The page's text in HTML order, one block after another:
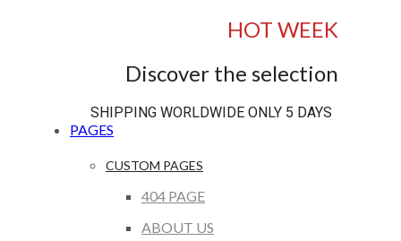
HOT WEEK
Discover the selection
SHIPPING WORLDWIDE ONLY 5 DAYS
PAGES
CUSTOM PAGES
404 PAGE
ABOUT US